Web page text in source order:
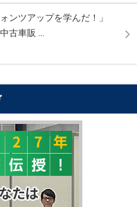
ンツアップを学んだ！」
古車販 ...